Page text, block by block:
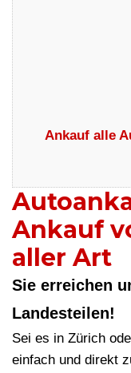
Ankauf alle
Ankauf
aller Art
Sie erreichen
Landesteilen!
Sei es in Zürich
einfach und direkt